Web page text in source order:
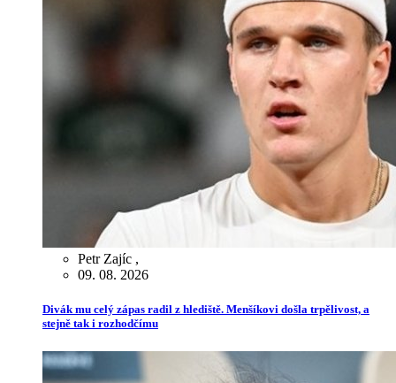
Petr Zajíc ,
09. 08. 2026
Divák mu celý zápas radil z hlediště. Menšíkovi došla trpělivost, a
stejně tak i rozhodčímu